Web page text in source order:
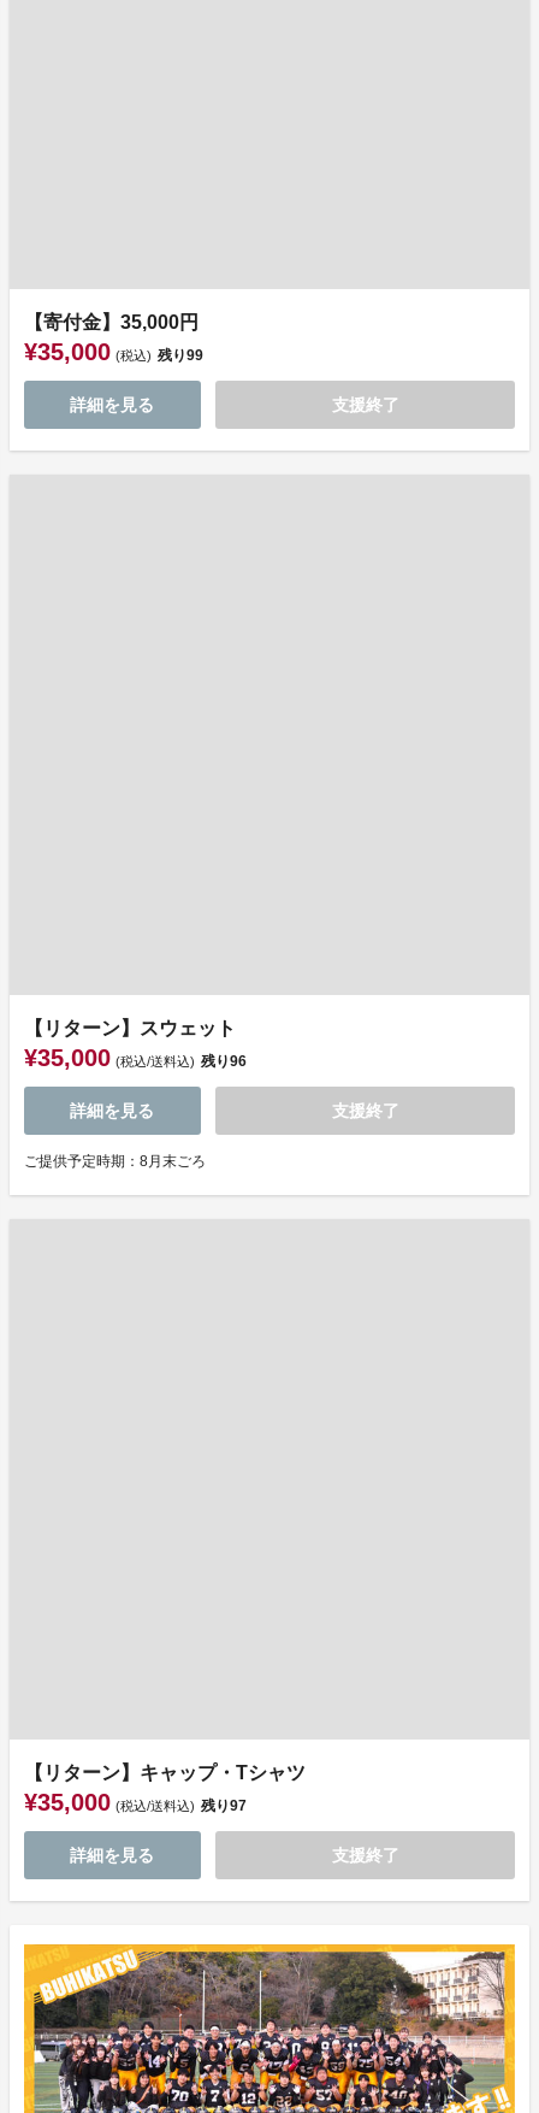
【寄付金】35,000円
¥35,000 (税込) 残り99
詳細を見る 支援終了
【リターン】スウェット
¥35,000 (税込/送料込) 残り96
詳細を見る 支援終了
ご提供予定時期：8月末ごろ
【リターン】キャップ・Tシャツ
¥35,000 (税込/送料込) 残り97
詳細を見る 支援終了